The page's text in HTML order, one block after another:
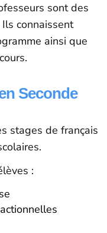
sont des
connaissent
ainsi que
Seconde
stages de français
: